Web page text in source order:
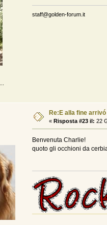
staff@golden-forum.it
Re:E alla fine
« Risposta #23 il: 22
Benvenuta Charlie!
quoto gli occhioni da